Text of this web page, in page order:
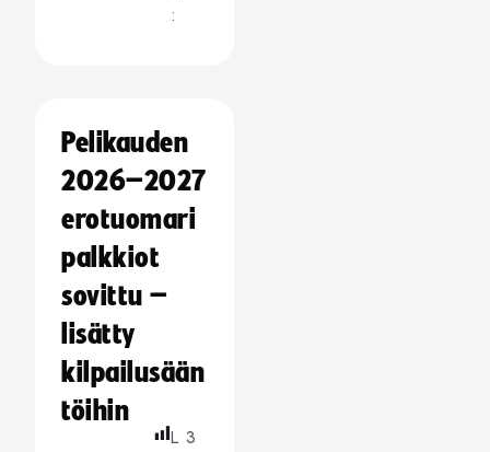
:
Pelikauden
2026–2027
erotuomari
palkkiot
sovittu –
lisätty
kilpailusään
töihin
L 3